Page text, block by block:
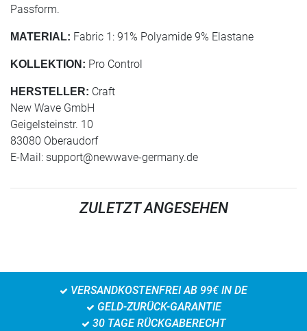
Passform.
MATERIAL: Fabric 1: 91% Polyamide 9% Elastane
KOLLEKTION: Pro Control
HERSTELLER: Craft
New Wave GmbH
Geigelsteinstr. 10
83080 Oberaudorf
E-Mail: support@newwave-germany.de
ZULETZT ANGESEHEN
VERSANDKOSTENFREI AB 99€ IN DE
GELD-ZURÜCK-GARANTIE
30 TAGE RÜCKGABERECHT